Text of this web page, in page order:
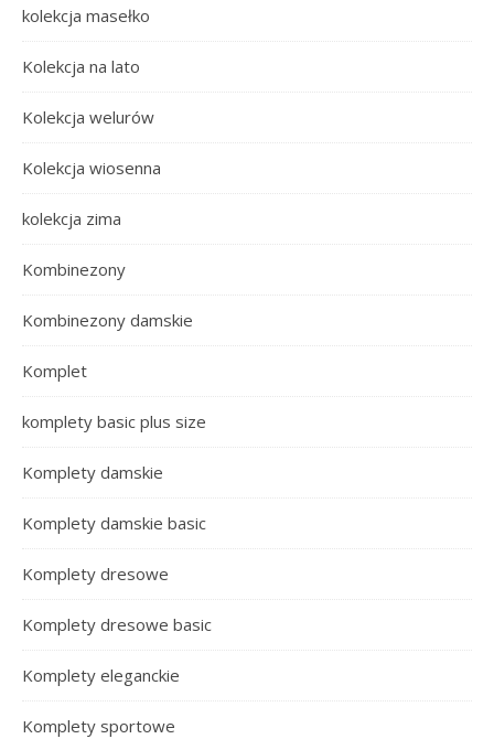
kolekcja masełko
Kolekcja na lato
Kolekcja welurów
Kolekcja wiosenna
kolekcja zima
Kombinezony
Kombinezony damskie
Komplet
komplety basic plus size
Komplety damskie
Komplety damskie basic
Komplety dresowe
Komplety dresowe basic
Komplety eleganckie
Komplety sportowe